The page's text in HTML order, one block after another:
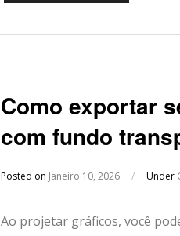
Como exportar
com fundo
Posted on Janeiro 10, 2026 / Under
Ao projetar gráficos, você